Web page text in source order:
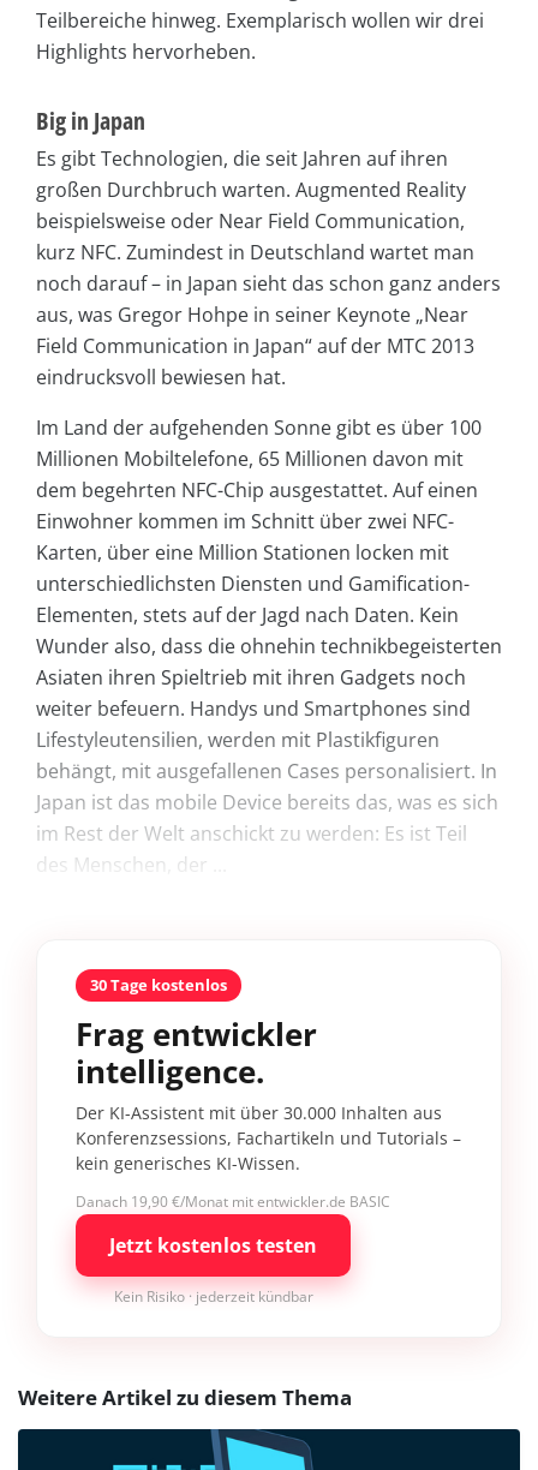
Teilbereiche hinweg. Exemplarisch wollen wir drei
Highlights hervorheben.
Big in Japan
Es gibt Technologien, die seit Jahren auf ihren
großen Durchbruch warten. Augmented Reality
beispielsweise oder Near Field Communication,
kurz NFC. Zumindest in Deutschland wartet man
noch darauf – in Japan sieht das schon ganz anders
aus, was Gregor Hohpe in seiner Keynote „Near
Field Communication in Japan“ auf der MTC 2013
eindrucksvoll bewiesen hat.
Im Land der aufgehenden Sonne gibt es über 100
Millionen Mobiltelefone, 65 Millionen davon mit
dem begehrten NFC-Chip ausgestattet. Auf einen
Einwohner kommen im Schnitt über zwei NFC-
Karten, über eine Million Stationen locken mit
unterschiedlichsten Diensten und Gamification-
Elementen, stets auf der Jagd nach Daten. Kein
Wunder also, dass die ohnehin technikbegeisterten
Asiaten ihren Spieltrieb mit ihren Gadgets noch
weiter befeuern. Handys und Smartphones sind
Lifestyleutensilien, werden mit Plastikfiguren
behängt, mit ausgefallenen Cases personalisiert. In
Japan ist das mobile Device bereits das, was es sich
im Rest der Welt anschickt zu werden: Es ist Teil
des Menschen, der ...
30 Tage kostenlos
Frag entwickler
intelligence.
Der KI-Assistent mit über 30.000 Inhalten aus
Konferenzsessions, Fachartikeln und Tutorials –
kein generisches KI-Wissen.
Danach 19,90 €/Monat mit entwickler.de BASIC
Jetzt kostenlos testen
Kein Risiko · jederzeit kündbar
Weitere Artikel zu diesem Thema